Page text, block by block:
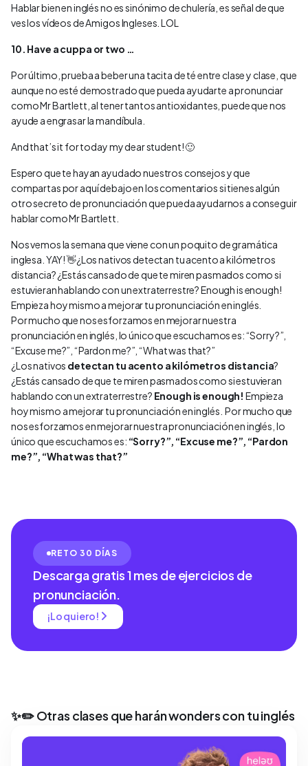
Hablar bien en inglés no es sinónimo de chulería, es señal de que
ves los vídeos de Amigos Ingleses. LOL
10. Have a cuppa or two …
Por último, prueba a beber una tacita de té entre clase y clase, que
aunque no esté demostrado que pueda ayudarte a pronunciar
como Mr Bartlett, al tener tantos antioxidantes, puede que nos
ayude a engrasar la mandíbula.
And that’s it for today my dear student! 🙂
Espero que te hayan ayudado nuestros consejos y que
compartas por aquí debajo en los comentarios si tienes algún
otro secreto de pronunciación que pueda ayudarnos a conseguir
hablar como Mr Bartlett.
Nos vemos la semana que viene con un poquito de gramática
inglesa. YAY! 👋¿Los nativos detectan tu acento a kilómetros
distancia? ¿Estás cansado de que te miren pasmados como si
estuvieran hablando con un extraterrestre? Enough is enough!
Empieza hoy mismo a mejorar tu pronunciación en inglés.
Por mucho que nos esforzamos en mejorar nuestra
pronunciación en inglés, lo único que escuchamos es: “Sorry?”,
“Excuse me?”, “Pardon me?”, “What was that?”
¿Los nativos detectan tu acento a kilómetros distancia?
¿Estás cansado de que te miren pasmados como si estuvieran
hablando con un extraterrestre? Enough is enough! Empieza
hoy mismo a mejorar tu pronunciación en inglés. Por mucho que
nos esforzamos en mejorar nuestra pronunciación en inglés, lo
único que escuchamos es: “Sorry?”, “Excuse me?”, “Pardon
me?”, “What was that?”
RETO 30 DÍAS
Descarga gratis 1 mes de ejercicios de
pronunciación.
¡Lo quiero!
✨✏️ Otras clases que harán wonders con tu inglés